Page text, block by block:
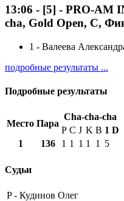
13:06 - [5] - PRO-AM
cha, Gold Open, C,
1 - Валеева
подробные результаты ...
Подробные результаты
Место Пара
Cha-cha-cha
P C J K B 1 D
1
136 1 1 1 1 1 5
Судьи
P - Кудинов Олег